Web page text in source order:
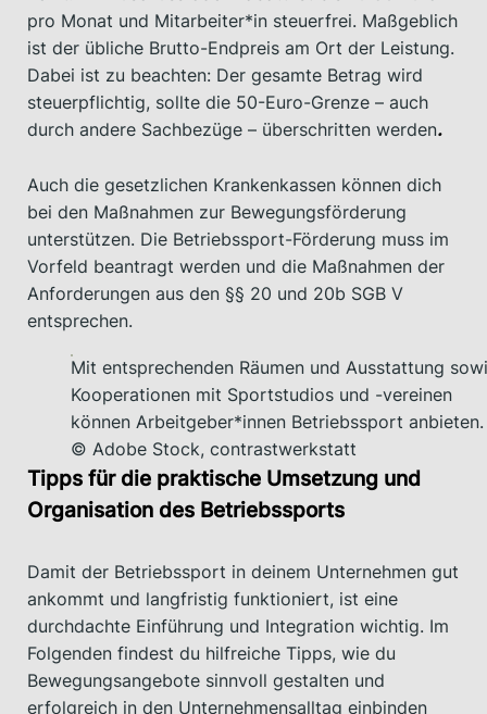
pro Monat und Mitarbeiter*in steuerfrei. Maßgeblich
ist der übliche Brutto-Endpreis am Ort der Leistung.
Dabei ist zu beachten: Der gesamte Betrag wird
steuerpflichtig, sollte die 50-Euro-Grenze – auch
durch andere Sachbezüge – überschritten werden.
Auch die gesetzlichen Krankenkassen können dich
bei den Maßnahmen zur Bewegungsförderung
unterstützen. Die Betriebssport-Förderung muss im
Vorfeld beantragt werden und die Maßnahmen der
Anforderungen aus den §§ 20 und 20b SGB V
entsprechen.
Mit entsprechenden Räumen und Ausstattung
Kooperationen mit Sportstudios und -vereinen
können Arbeitgeber*innen Betriebssport anbieten.
© Adobe Stock, contrastwerkstatt
Tipps für die praktische Umsetzung und
Organisation des Betriebssports
Damit der Betriebssport in deinem Unternehmen gut
ankommt und langfristig funktioniert, ist eine
durchdachte Einführung und Integration wichtig. Im
Folgenden findest du hilfreiche Tipps, wie du
Bewegungsangebote sinnvoll gestalten und
erfolgreich in den Unternehmensalltag einbinden